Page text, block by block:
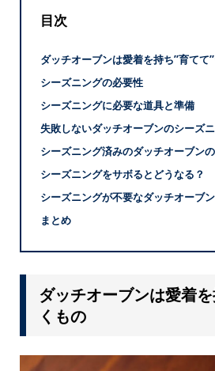
目次
ダッチオーブンは愛着を持ち”育てて
シーズニングの必要性
シーズニングに必要な道具と準備
失敗しないダッチオーブンのシーズ
シーズニング済みのダッチオーブン
シーズニングをサボるとどうなる？
シーズニングが不要なダッチオーブ
まとめ
ダッチオーブンは愛着
くもの